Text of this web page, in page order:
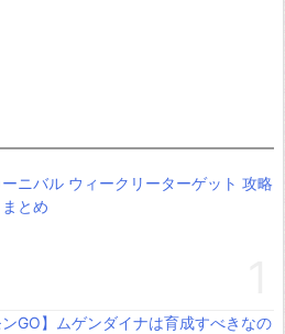
ニバル ウィークリーターゲット 攻略
とめ
ンGO】ムゲンダイナは育成すべきなの